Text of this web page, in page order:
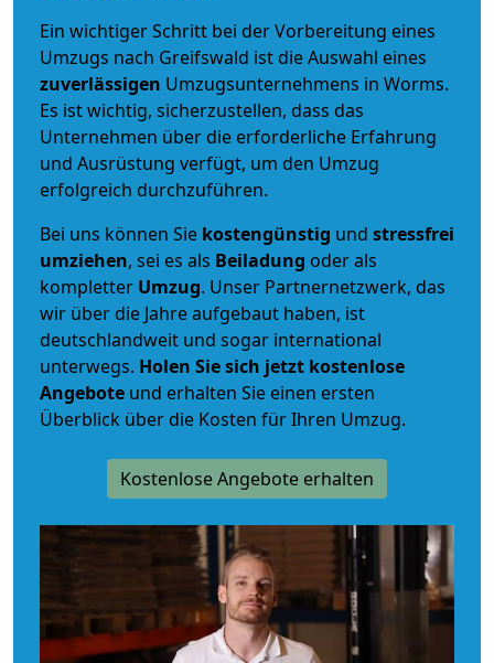
Ein wichtiger Schritt bei der Vorbereitung eines
Umzugs nach Greifswald ist die Auswahl eines
zuverlässigen Umzugsunternehmens in Worms.
Es ist wichtig, sicherzustellen, dass das
Unternehmen über die erforderliche Erfahrung
und Ausrüstung verfügt, um den Umzug
erfolgreich durchzuführen.
Bei uns können Sie kostengünstig und stressfrei
umziehen, sei es als Beiladung oder als
kompletter Umzug. Unser Partnernetzwerk, das
wir über die Jahre aufgebaut haben, ist
deutschlandweit und sogar international
unterwegs. Holen Sie sich jetzt kostenlose
Angebote und erhalten Sie einen ersten
Überblick über die Kosten für Ihren Umzug.
Kostenlose Angebote erhalten